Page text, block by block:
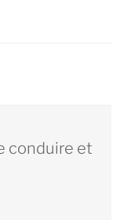
conduire et